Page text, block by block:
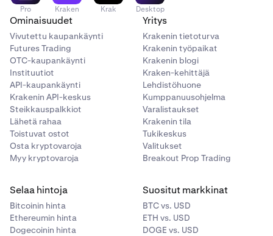
Pro Kraken Krak Desktop
Ominaisuudet
Vivutettu kaupankäynti
Futures Trading
OTC-kaupankäynti
Instituutiot
API-kaupankäynti
Krakenin API-keskus
Steikkauspalkkiot
Lähetä rahaa
Toistuvat ostot
Osta kryptovaroja
Myy kryptovaroja
Yritys
Krakenin tietoturva
Krakenin työpaikat
Krakenin blogi
Kraken-kehittäjä
Lehdistöhuone
Kumppanuusohjelma
Varalistaukset
Krakenin tila
Tukikeskus
Valitukset
Breakout Prop Trading
Selaa hintoja
Bitcoinin hinta
Ethereumin hinta
Dogecoinin hinta
Suositut markkinat
BTC vs. USD
ETH vs. USD
DOGE vs. USD